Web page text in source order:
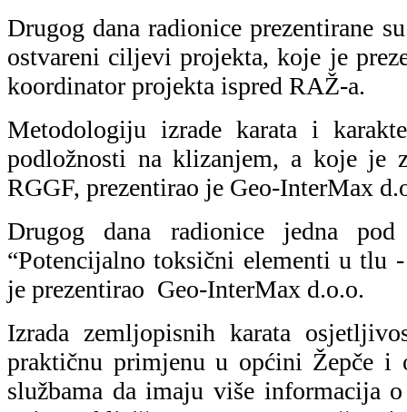
Drugog dana radionice prezentirane
ostvareni ciljevi projekta, koje je
koordinator projekta ispred RAŽ-a.
Metodologiju izrade karata i
podložnosti na klizanjem, a koje je
RGGF, prezentirao je Geo-InterMax
Drugog dana radionice jedna
“Potencijalno toksični elementi u tlu
je prezentirao Geo-InterMax d.o.o.
Izrada zemljopisnih karata
praktičnu primjenu u općini Žepče i
službama da imaju više informacija